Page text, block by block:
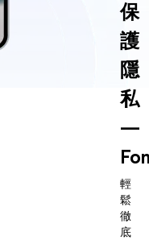
保
護
隱
私
—
輕
鬆
徹
底